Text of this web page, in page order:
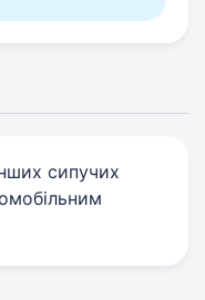
сипучих